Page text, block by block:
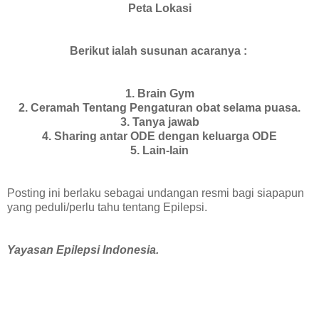
Peta Lokasi
Berikut ialah susunan acaranya :
1. Brain Gym
2. Ceramah Tentang Pengaturan obat selama puasa.
3. Tanya jawab
4. Sharing antar ODE dengan keluarga ODE
5. Lain-lain
Posting ini berlaku sebagai undangan resmi bagi siapapun
yang peduli/perlu tahu tentang Epilepsi.
Yayasan Epilepsi Indonesia.